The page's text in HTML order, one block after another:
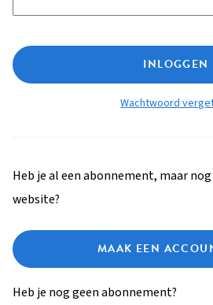
INLOGGEN
Wachtwoord
Heb je al een abonnement, maar
website?
MAAK EEN
Heb je nog geen abonnement?